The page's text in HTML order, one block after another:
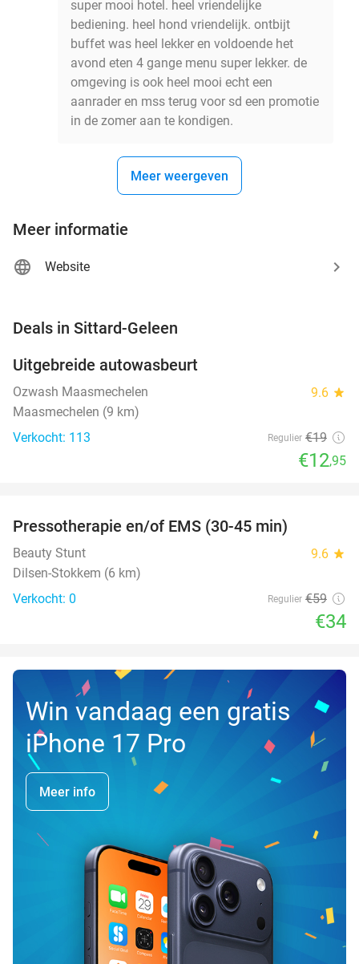
super mooi hotel. heel vriendelijke
bediening. heel hond vriendelijk. ontbijt
buffet was heel lekker en voldoende het
avond eten 4 gange menu super lekker. de
omgeving is ook heel mooi echt een
aanrader en mss terug voor sd een promotie
in de zomer aan te kondigen.
Meer weergeven
Meer informatie
Website
Deals in Sittard-Geleen
NEW
TODAY
Uitgebreide autowasbeurt
Ozwash Maasmechelen 9.6 star
Maasmechelen (9 km)
Verkocht: 113
Regulier €19
€12,95
TODAY
Pressotherapie en/of EMS (30-45 min)
Beauty Stunt 9.6 star
Dilsen-Stokkem (6 km)
Verkocht: 0
Regulier €59
€34
Win vandaag een gratis
iPhone 17 Pro
Meer info